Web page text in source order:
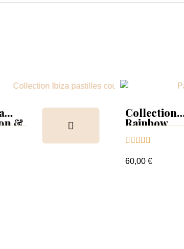
&
Collection
Rainbow
nuancier
    
60,00 €